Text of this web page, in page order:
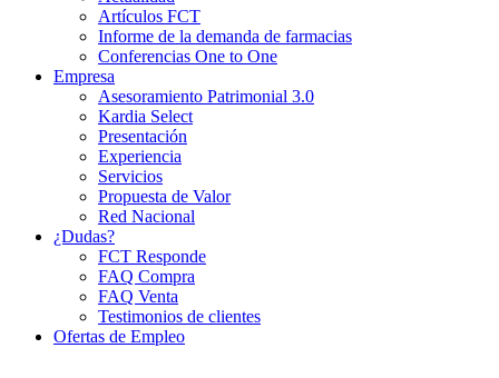
Artículos FCT
Informe de la demanda de farmacias
Conferencias One to One
Empresa
Asesoramiento Patrimonial 3.0
Kardia Select
Presentación
Experiencia
Servicios
Propuesta de Valor
Red Nacional
¿Dudas?
FCT Responde
FAQ Compra
FAQ Venta
Testimonios de clientes
Ofertas de Empleo